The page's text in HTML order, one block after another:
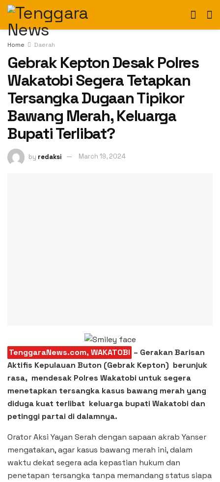
Home Daerah
Gebrak Kepton Desak Polres
Wakatobi Segera Tetapkan
Tersangka Dugaan Tipikor
Bawang Merah, Keluarga
Bupati Terlibat?
by redaksi March 19, 2024
TenggaraNews.com, WAKATOBI – Gerakan Barisan
Aktifis Kepulauan Buton (Gebrak Kepton) berunjuk
rasa, mendesak Polres Wakatobi untuk segera
menetapkan tersangka kasus bawang merah yang
diduga kuat terlibat keluarga bupati Wakatobi dan
petinggi partai di dalamnya.
Orator Aksi Yayan Serah dengan sapaan akrab Yanser
mengatakan, agar kasus bawang merah ini, dalam
waktu dekat segera ada kepastian hukum dan
penetapan tersangka tanpa memandang status siapa